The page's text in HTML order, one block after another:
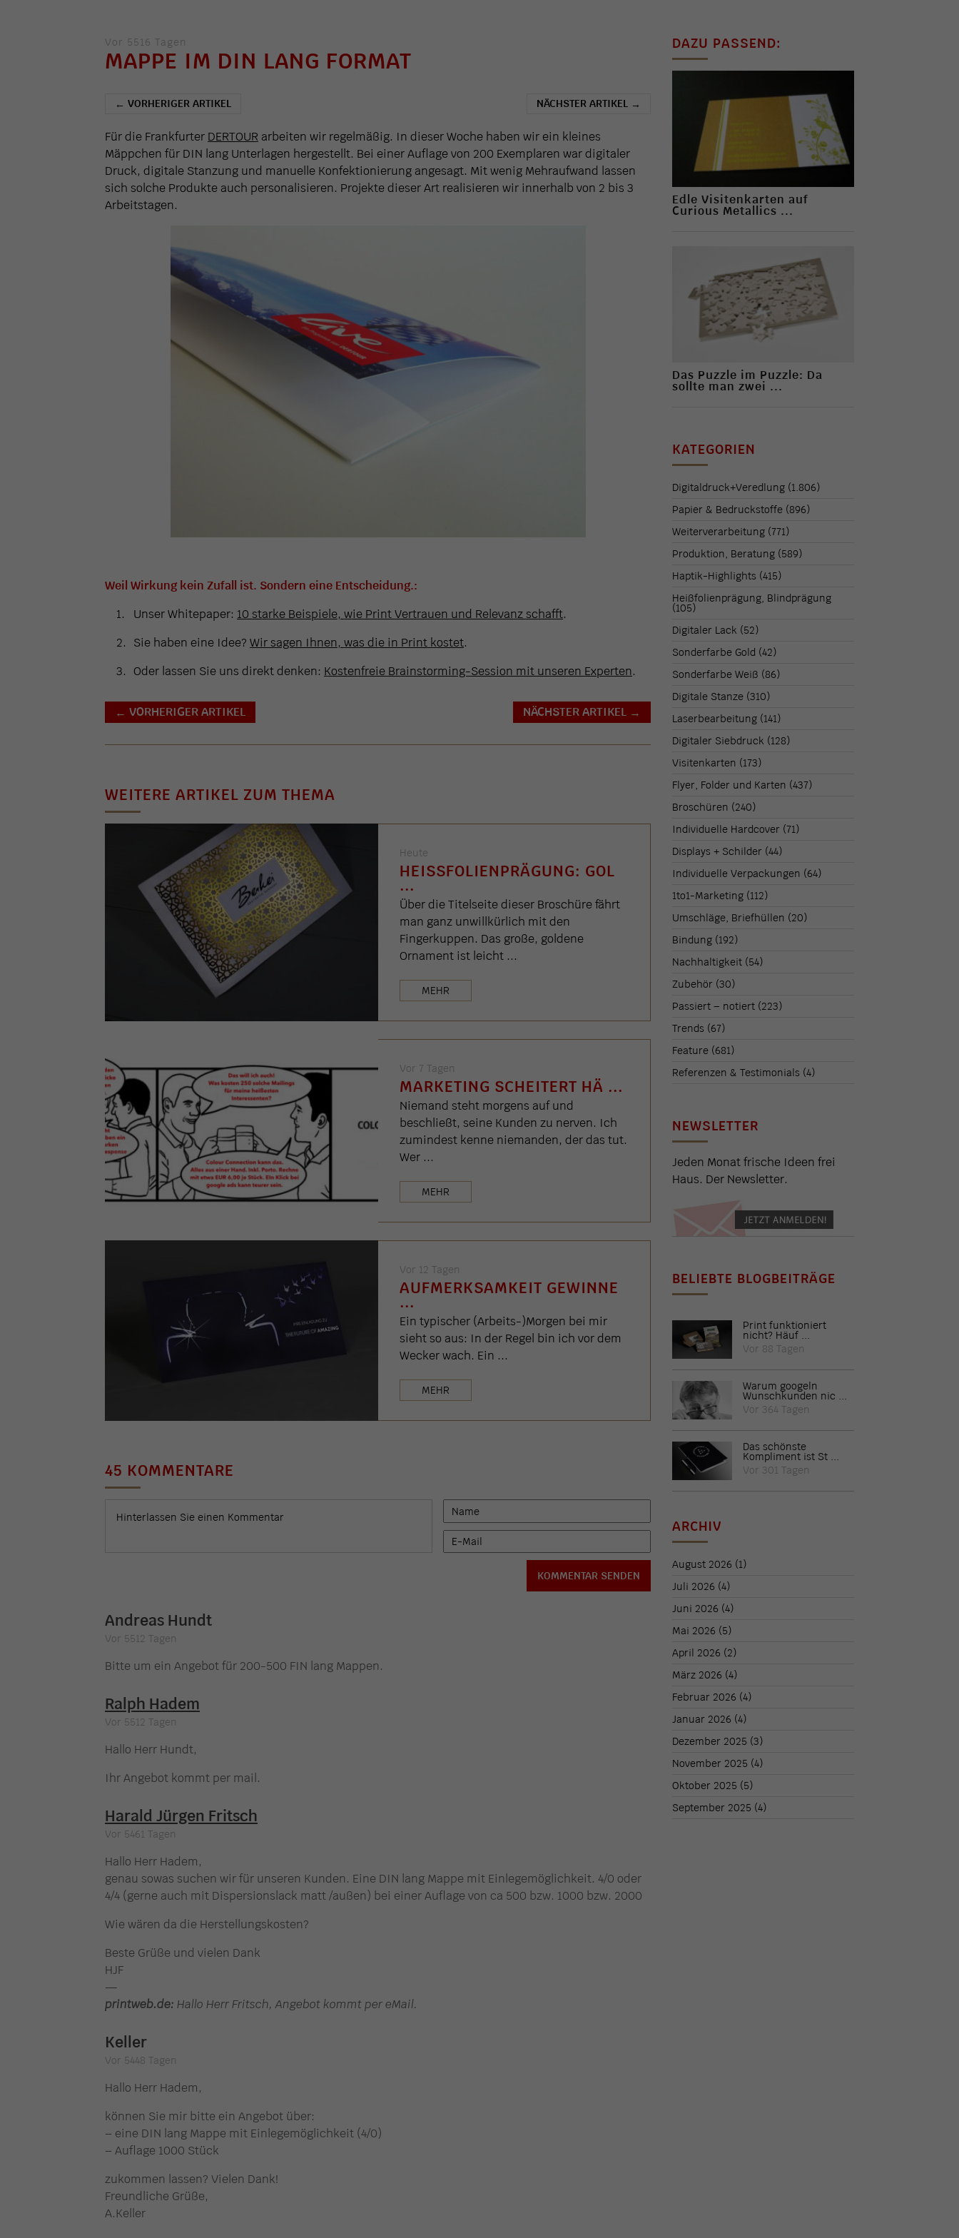
Vor 5516 Tagen
MAPPE IM DIN LANG FORMAT
← VORHERIGER ARTIKEL NÄCHSTER ARTIKEL →
Für die Frankfurter DERTOUR arbeiten wir regelmäßig. In dieser Woche haben wir ein kleines
Mäppchen für DIN lang Unterlagen hergestellt. Bei einer Auflage von 200 Exemplaren war digitaler
Druck, digitale Stanzung und manuelle Konfektionierung angesagt. Mit wenig Mehraufwand lassen
sich solche Produkte auch personalisieren. Projekte dieser Art realisieren wir innerhalb von 2 bis 3
Arbeitstagen.
Weil Wirkung kein Zufall ist. Sondern eine Entscheidung.:
Unser Whitepaper: 10 starke Beispiele, wie Print Vertrauen und Relevanz schafft.
Sie haben eine Idee? Wir sagen Ihnen, was die in Print kostet.
Oder lassen Sie uns direkt denken: Kostenfreie Brainstorming-Session mit unseren Experten.
← VORHERIGER ARTIKEL NÄCHSTER ARTIKEL →
WEITERE ARTIKEL ZUM THEMA
Heute
HEISSFOLIENPRÄGUNG: GOL .
..
Über die Titelseite dieser Broschüre fährt
man ganz unwillkürlich mit den
Fingerkuppen. Das große, goldene
Ornament ist leicht ...
MEHR
Vor 7 Tagen
MARKETING SCHEITERT HÄ ...
Niemand steht morgens auf und
beschließt, seine Kunden zu nerven. Ich
zumindest kenne niemanden, der das tut.
Wer ...
MEHR
Vor 12 Tagen
AUFMERKSAMKEIT GEWINNE
...
Ein typischer (Arbeits-)Morgen bei mir
sieht so aus: In der Regel bin ich vor dem
Wecker wach. Ein ...
MEHR
45 KOMMENTARE
Andreas Hundt
Vor 5512 Tagen
Bitte um ein Angebot für 200-500 FIN lang Mappen.
Ralph Hadem
Vor 5512 Tagen
Hallo Herr Hundt,
Ihr Angebot kommt per mail.
Harald Jürgen Fritsch
Vor 5461 Tagen
Hallo Herr Hadem,
genau sowas suchen wir für unseren Kunden. Eine DIN lang Mappe mit Einlegemöglichkeit. 4/0 oder
4/4 (gerne auch mit Dispersionslack matt /außen) bei einer Auflage von ca 500 bzw. 1000 bzw. 2000
Wie wären da die Herstellungskosten?
Beste Grüße und vielen Dank
HJF
—
printweb.de: Hallo Herr Fritsch, Angebot kommt per eMail.
Keller
Vor 5448 Tagen
Hallo Herr Hadem,
können Sie mir bitte ein Angebot über:
– eine DIN lang Mappe mit Einlegemöglichkeit (4/0)
– Auflage 1000 Stück
zukommen lassen? Vielen Dank!
Freundliche Grüße,
A.Keller
DAZU PASSEND:
Edle Visitenkarten auf
Curious Metallics ...
Das Puzzle im Puzzle: Da
sollte man zwei ...
KATEGORIEN
Digitaldruck+Veredlung (1.806)
Papier & Bedruckstoffe (896)
Weiterverarbeitung (771)
Produktion, Beratung (589)
Haptik-Highlights (415)
Heißfolienprägung, Blindprägung
(105)
Digitaler Lack (52)
Sonderfarbe Gold (42)
Sonderfarbe Weiß (86)
Digitale Stanze (310)
Laserbearbeitung (141)
Digitaler Siebdruck (128)
Visitenkarten (173)
Flyer, Folder und Karten (437)
Broschüren (240)
Individuelle Hardcover (71)
Displays + Schilder (44)
Individuelle Verpackungen (64)
1to1-Marketing (112)
Umschläge, Briefhüllen (20)
Bindung (192)
Nachhaltigkeit (54)
Zubehör (30)
Passiert – notiert (223)
Trends (67)
Feature (681)
Referenzen & Testimonials (4)
NEWSLETTER
Jeden Monat frische Ideen frei
Haus. Der Newsletter.
BELIEBTE BLOGBEITRÄGE
Print funktioniert
nicht? Häuf ...
Vor 88 Tagen
Warum googeln
Wunschkunden nic ...
Vor 364 Tagen
Das schönste
Kompliment ist St ...
Vor 301 Tagen
ARCHIV
August 2026 (1)
Juli 2026 (4)
Juni 2026 (4)
Mai 2026 (5)
April 2026 (2)
März 2026 (4)
Februar 2026 (4)
Januar 2026 (4)
Dezember 2025 (3)
November 2025 (4)
Oktober 2025 (5)
September 2025 (4)